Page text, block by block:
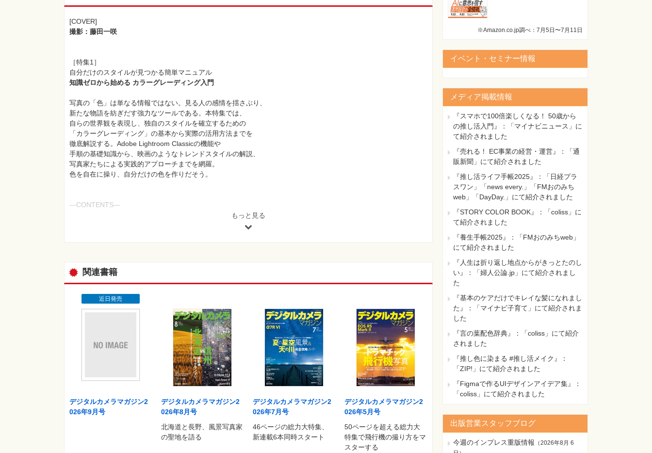
[COVER]
撮影：藤田一咲
［特集1］
自分だけのスタイルが見つかる簡単マニュアル
知識ゼロから始める カラーグレーディング入門
写真の「色」は単なる情報ではない。見る人の感情を揺さぶり、
新たな物語を紡ぎだす強力なツールである。本特集では、
自らの世界観を表現し、独自のスタイルを確立するための
「カラーグレーディング」の基本から実際の活用方法までを
徹底解説する。Adobe Lightroom Classicの機能や
手順の基礎知識から、映画のようなトレンドスタイルの解説、
写真家たちによる実践的アプローチまでを網羅。
色を自在に操り、自分だけの色を作りだそう。
―CONTENTS―
・写真への没入感を高める「カラーグレーディングの効果」
・写真のオリジナリティーを高めるためのテクニック「カラーグレーディングの基本」
ノスタルジック
フィルムライク
・写真家別「カラーグレーディングテクニック」
ペールマジックアワー
レトロシェーディング
クリアアクアブルー
シネマティックティール
スプリングサンシャイン
ミッドナイトブルー
―著者―
藤田一咲／いまり／kanako／北井孝治／Kimura Hinami／櫻子／しふぉん／真道健志／YOH
Yuzuru Hanyu“REALIVE” an ICE STORY project―能登 直
In Grace─陽のあたる場所─山本春花
もっと見る
関連書籍
近日発売
デジタルカメラマガジン2
026年9月号
デジタルカメラマガジン2
026年8月号
北海道と長野、風景写真家
の聖地を語る
デジタルカメラマガジン2
026年7月号
46ページの総力大特集、
新連載6本同時スタート
デジタルカメラマガジン2
026年5月号
50ページを超える総力大
特集で飛行機の撮り方をマ
スターする
※Amazon.co.jp調べ：7月5日〜7月11日
イベント・セミナー情報
メディア掲載情報
『スマホで100倍楽しくなる！ 50歳から
の推し活入門』：「マイナビニュース」に
て紹介されました
『売れる！ EC事業の経営・運営』：「通
販新聞」にて紹介されました
『推し活ライフ手帳2025』：「日経プラ
スワン」「news every.」「FMおのみち
web」「DayDay.」にて紹介されました
『STORY COLOR BOOK』：「coliss」に
て紹介されました
『養生手帳2025』：「FMおのみちweb」
にて紹介されました
『人生は折り返し地点からがきっとたのし
い』：「婦人公論.jp」にて紹介されまし
た
『基本のケアだけでキレイな髪になれまし
た』：「マイナビ子育て」にて紹介されま
した
『言の葉配色辞典』：「coliss」にて紹介
されました
『推し色に染まる #推し活メイク』：
「ZIP!」にて紹介されました
『Figmaで作るUIデザインアイデア集』：
「coliss」にて紹介されました
出版営業スタッフブログ
今週のインプレス重版情報 （2026年8月 6